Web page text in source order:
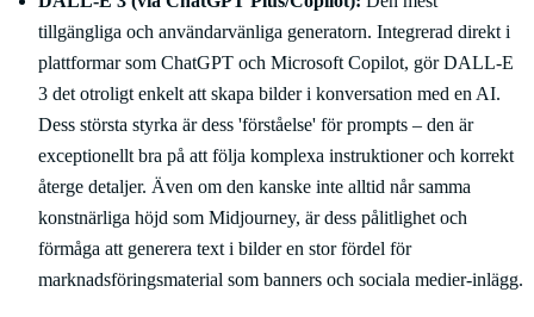
tillgängliga och användarvänliga generatorn. Integrerad direkt i
plattformar som ChatGPT och Microsoft Copilot, gör DALL-E
3 det otroligt enkelt att skapa bilder i konversation med en AI.
Dess största styrka är dess 'förståelse' för prompts – den är
exceptionellt bra på att följa komplexa instruktioner och korrekt
återge detaljer. Även om den kanske inte alltid når samma
konstnärliga höjd som Midjourney, är dess pålitlighet och
förmåga att generera text i bilder en stor fördel för
marknadsföringsmaterial som banners och sociala medier-inlägg.